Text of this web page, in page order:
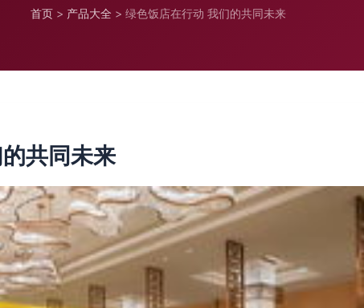
首页 > 产品大全 > 绿色饭店在行动 我们的共同未来
共同未来